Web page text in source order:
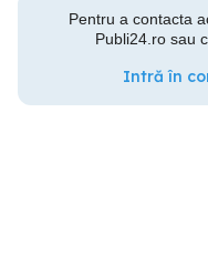
Pentru a contacta
Publi24.ro sau
Intră în